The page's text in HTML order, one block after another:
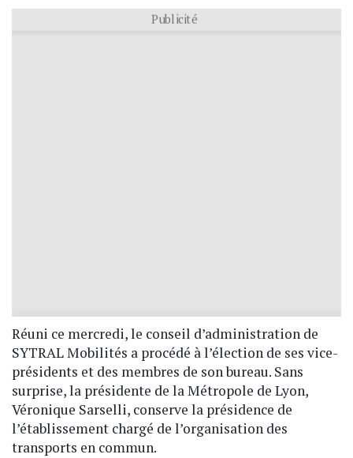
Publicité
Réuni ce mercredi, le conseil d’administration de
SYTRAL Mobilités a procédé à l’élection de ses vice-
présidents et des membres de son bureau. Sans
surprise, la présidente de la Métropole de Lyon,
Véronique Sarselli, conserve la présidence de
l’établissement chargé de l’organisation des
transports en commun.